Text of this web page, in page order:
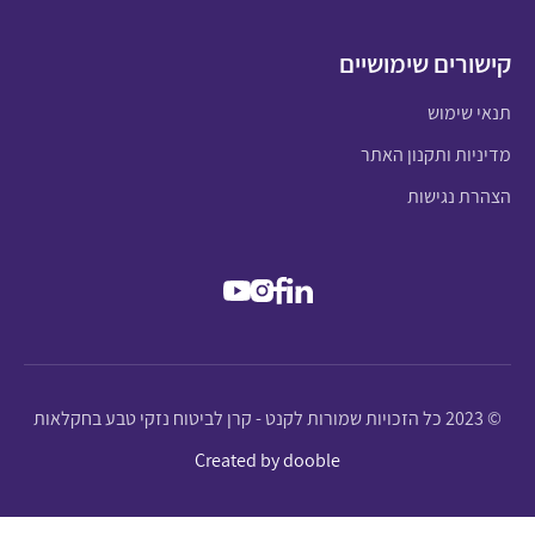
קישורים שימושיים
תנאי שימוש
מדיניות ותקנון האתר
הצהרת נגישות
© 2023 כל הזכויות שמורות לקנט - קרן לביטוח נזקי טבע בחקלאות
Created by dooble